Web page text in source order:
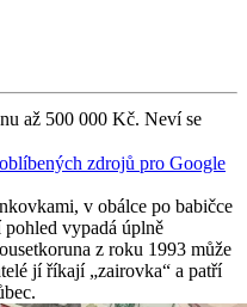
až 500 000 Kč. Neví se
zdrojů pro Google
v obálce po babičce
vypadá úplně
z roku 1993 může
jí říkají „zairovka“ a patří